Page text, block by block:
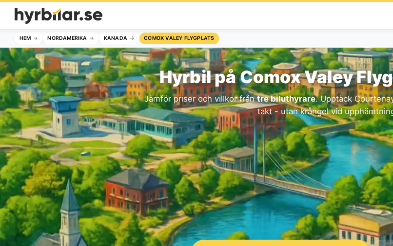
HEM NORDAMERIKA KANADA COMOX VALEY FLYGPLATS
Hyrbil på Comox Valey
Jämför priser och villkor fråntre biluthyrare. Upptäck
takt - utan krångel vid